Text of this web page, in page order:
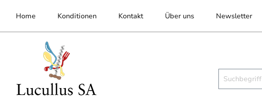
springen
Home Konditionen Kontakt Über uns Newsletter